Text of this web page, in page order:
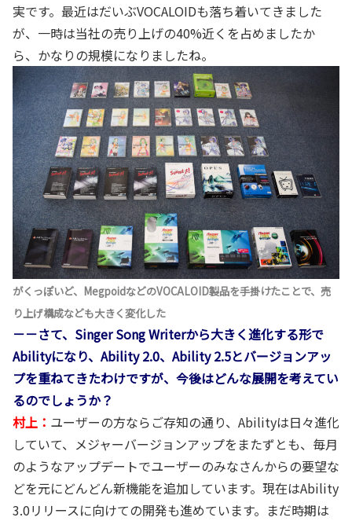
実です。最近はだいぶVOCALOIDも落ち着いてきました
が、一時は当社の売り上げの40%近くを占めましたか
ら、かなりの規模になりましたね。
がくっぽいど、MegpoidなどのVOCALOID製品を手掛けたことで、売
り上げ構成なども大きく変化した
－－さて、Singer Song Writerから大きく進化する形で
Abilityになり、Ability 2.0、Ability 2.5とバージョンアッ
プを重ねてきたわけですが、今後はどんな展開を考えてい
るのでしょうか？
村上： ユーザーの方ならご存知の通り、Abilityは日々進化
していて、メジャーバージョンアップをまたずとも、毎月
のようなアップデートでユーザーのみなさんからの要望な
どを元にどんどん新機能を追加しています。現在はAbility
3.0リリースに向けての開発も進めています。まだ時期は